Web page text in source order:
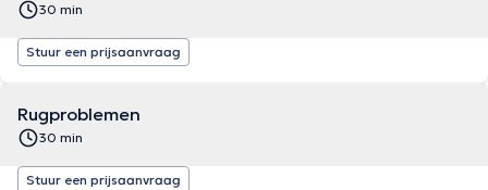
30 min
Stuur een prijsaanvraag
Rugproblemen
30 min
Stuur een prijsaanvraag